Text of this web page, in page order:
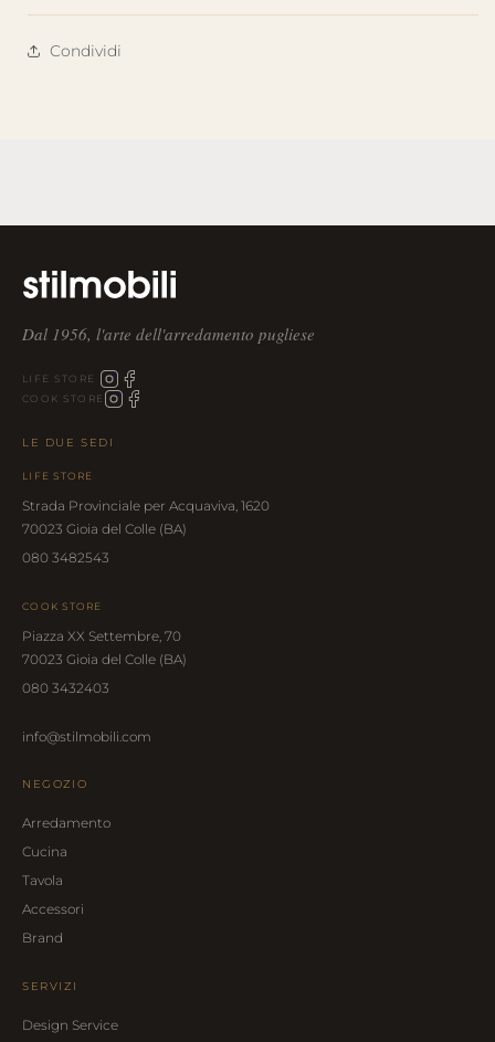
Condividi
Dal 1956, l'arte dell'arredamento pugliese
LIFE STORE
COOK STORE
LE DUE SEDI
LIFE STORE
Strada Provinciale per Acquaviva, 1620
70023 Gioia del Colle (BA)
080 3482543
COOK STORE
Piazza XX Settembre, 70
70023 Gioia del Colle (BA)
080 3432403
info@stilmobili.com
NEGOZIO
Arredamento
Cucina
Tavola
Accessori
Brand
SERVIZI
Design Service